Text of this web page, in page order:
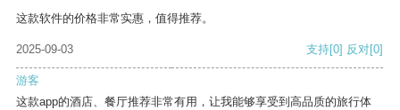
这款软件的价格非常实惠，值得推荐。
2025-09-03 支持[0] 反对[0]
游客
这款app的酒店、餐厅推荐非常有用，让我能够享受到高品质的旅行体